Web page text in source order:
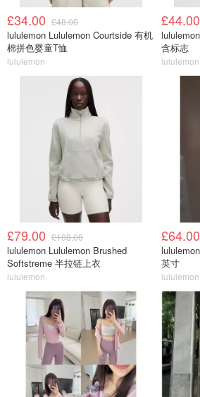
£34.00 £48.00
lululemon Lululemon Courtside 有机
棉拼色婴童T恤
lululemon
£44.00
含标志
lululemon
£79.00 £108.00
lululemon Lululemon Brushed
Softstreme 半拉链上衣
lululemon
£64.00
英寸
lululemon